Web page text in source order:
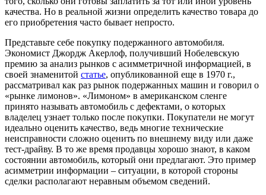
качества. Но в реальной жизни определить качество товара до
его приобретения часто бывает непросто.
Представьте себе покупку подержанного автомобиля.
Экономист Джордж Акерлоф, получивший Нобелевскую
премию за анализ рынков с асимметричной информацией, в
своей знаменитой статье, опубликованной еще в 1970 г.,
рассматривал как раз рынок подержанных машин и говорил о
«рынке лимонов». «Лимоном» в американском сленге
принято называть автомобиль с дефектами, о которых
владелец узнает только после покупки. Покупатели не могут
идеально оценить качество, ведь многие технические
неисправности сложно оценить по внешнему виду или даже
тест-драйву. В то же время продавцы хорошо знают, в каком
состоянии автомобиль, который они предлагают. Это пример
асимметрии информации – ситуации, в которой стороны
сделки располагают неравным объемом сведений.